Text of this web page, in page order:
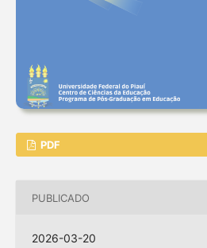
PDF
PUBLICADO
2026-03-20